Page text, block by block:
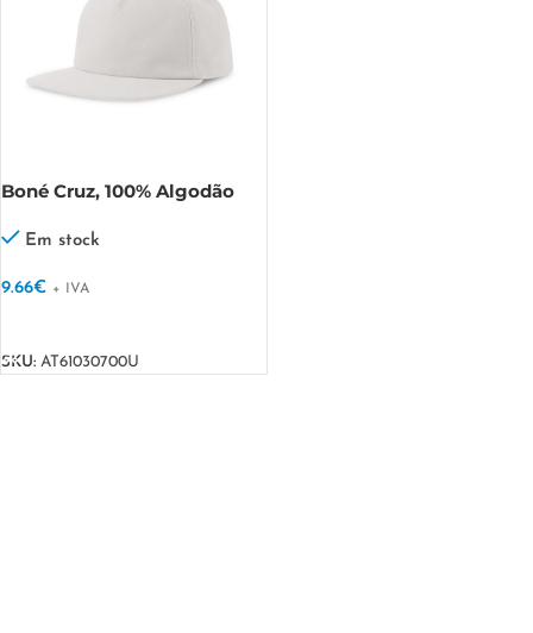
Boné Cruz, 100% Algodão
Em stock
9.66€ + IVA
SKU: AT61030700U